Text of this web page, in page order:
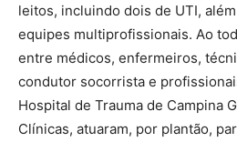
leitos, incluindo dois de UTI,
equipes multiprofissionais. Ao
entre médicos, enfermeiros,
condutor socorrista e
Hospital de Trauma de Campina
Clínicas, atuaram, por plantão,